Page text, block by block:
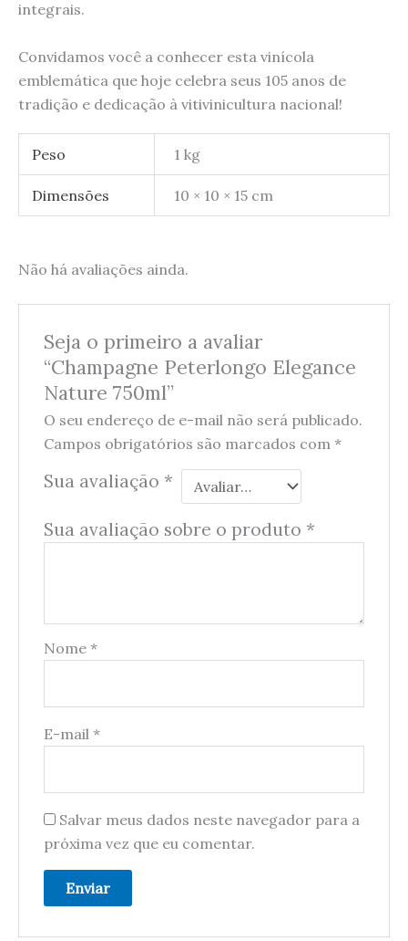
integrais.
Convidamos você a conhecer esta vinícola
emblemática que hoje celebra seus 105 anos de
tradição e dedicação à vitivinicultura nacional!
Peso 1 kg
Dimensões 10 × 10 × 15 cm
Não há avaliações ainda.
Seja o primeiro a avaliar
“Champagne Peterlongo Elegance
Nature 750ml”
O seu endereço de e-mail não será publicado.
Campos obrigatórios são marcados com *
Sua avaliação *
Sua avaliação sobre o produto *
Nome *
E-mail *
Salvar meus dados neste navegador para a
próxima vez que eu comentar.